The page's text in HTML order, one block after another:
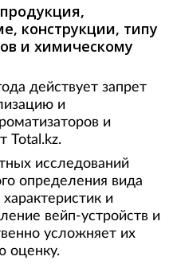
конструкции, типу
и химическому
действует запрет
и
и
Total.kz.
исследований
определения вида
и
вейп-устройств и
усложняет их
оценку.